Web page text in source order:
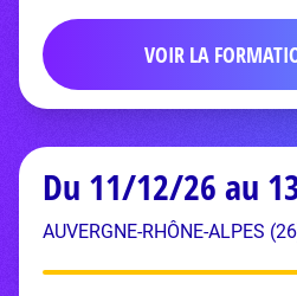
VOIR LA
Du 11/12/26 au
AUVERGNE-RHÔNE-ALPES